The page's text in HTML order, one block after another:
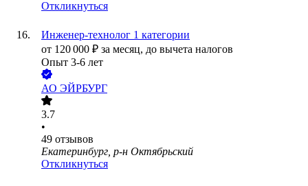
Откликнуться
Инженер-технолог 1 категории
от 120 000 ₽ за месяц, до вычета налогов
Опыт 3-6 лет
АО ЭЙРБУРГ
3.7
•
49 отзывов
Екатеринбург, р-н Октябрьский
Откликнуться